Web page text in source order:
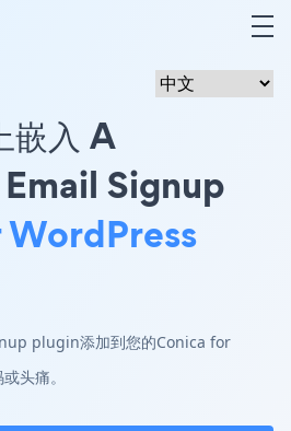
嵌入 A
Signup
plugin添加到您的Conica for
头痛。